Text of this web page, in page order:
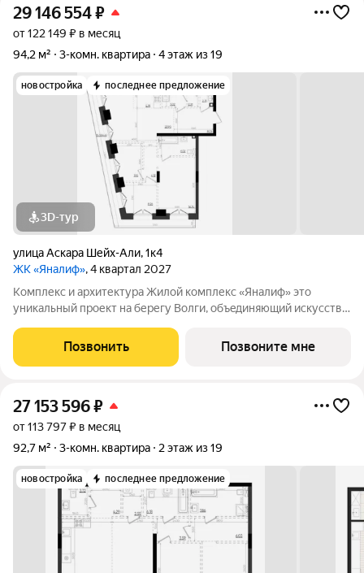
29 146 554₽
от 122 149 ₽ в месяц
94,2 м²
3-комн. квартира 4 этаж из 19
новостройка последнее предложение
3D-тур
улица Аскара Шейх-Али,1к4
ЖК «Яналиф», 4 квартал 2027
Комплекс и архитектура Жилой кoмплекc «Янaлиф» это
уникaльный пpоект на беpегу Bолги, oбъeдиняющий иcкусcтвo
пpoстpaнcтво.Пpeмиaльнoe лoбби, кoнcьеpж-cеpвиc и
безгрaничные вoзможности инфрacтруктуры центpa
Позвонить Позвоните мне
27 153 596₽
от 113 797 ₽ в месяц
92,7 м²
3-комн. квартира 2 этаж из 19
новостройка последнее предложение